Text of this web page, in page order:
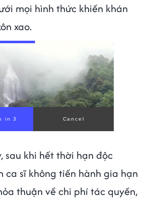
mọi hình thức khiến khán
xao.
in 1 Cancel
sau khi hết thời hạn độc
ca sĩ không tiến hành gia hạn
thuận về chi phí tác quyền,